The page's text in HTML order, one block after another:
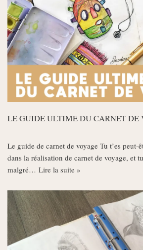
LE GUIDE ULTIME DU CARNET DE
Le guide de carnet de voyage Tu t’es peut-
dans la réalisation de carnet de voyage, et
malgré… Lire la suite »